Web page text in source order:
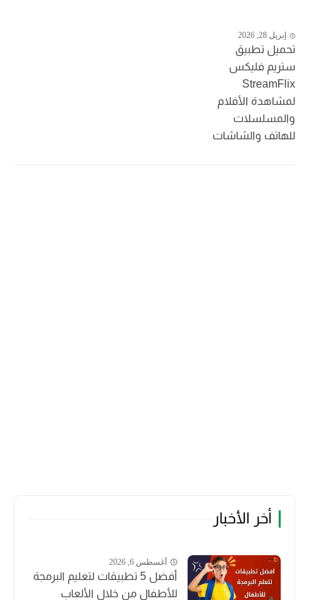
إبريل 28, 2026
تحميل تطبيق
ستريم فليكس
StreamFlix
لمشاهدة الأفلام
والمسلسلات
للهاتف والشاشات
أخر الأخبار
أغسطس 6, 2026
أفضل 5 تطبيقات لتعليم البرمجة
للأطفال من خلال الألعاب